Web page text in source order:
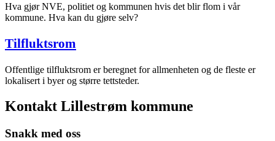
Hva gjør NVE, politiet og kommunen hvis det blir flom i vår
kommune. Hva kan du gjøre selv?
Tilfluktsrom
Offentlige tilfluktsrom er beregnet for allmenheten og de fleste er
lokalisert i byer og større tettsteder.
Kontakt Lillestrøm kommune
Snakk med oss